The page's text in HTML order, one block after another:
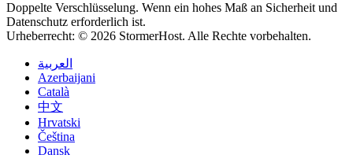
Doppelte Verschlüsselung. Wenn ein hohes Maß an Sicherheit und
Datenschutz erforderlich ist.
Urheberrecht: © 2026 StormerHost. Alle Rechte vorbehalten.
العربية
Azerbaijani
Català
中文
Hrvatski
Čeština
Dansk